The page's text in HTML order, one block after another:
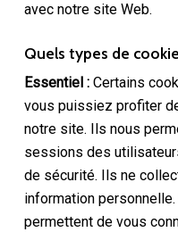
avec notre site Web.
Quels types de
Essentiel :Certains
vous puissiez profiter
notre site. Ils nous
sessions des
de sécurité. Ils ne
information
permettent de vous